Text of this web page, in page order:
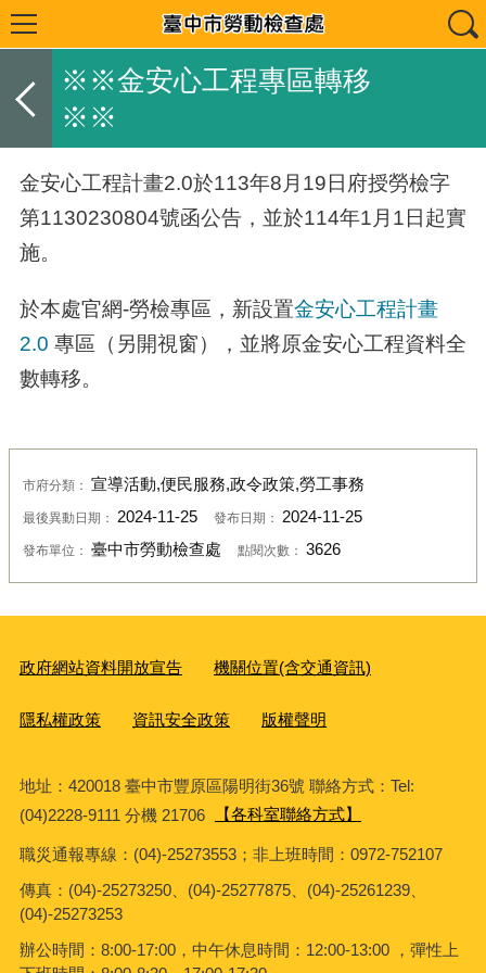
※※金安心工程專區轉移
※※
金安心工程計畫2.0於113年8月19日府授勞檢字
第1130230804號函公告，並於114年1月1日起實
施。
於本處官網-勞檢專區，新設置金安心工程計畫
2.0 專區（另開視窗），並將原金安心工程資料全
數轉移。
市府分類： 宣導活動,便民服務,政令政策,勞工事務
最後異動日期： 2024-11-25 發布日期： 2024-11-25
發布單位： 臺中市勞動檢查處 點閱次數： 3626
政府網站資料開放宣告 機關位置(含交通資訊)
隱私權政策 資訊安全政策 版權聲明
地址：420018 臺中市豐原區陽明街36號 聯絡方式：Tel:
(04)2228-9111 分機 21706
【各科室聯絡方式】
職災通報專線：(04)-25273553；非上班時間：0972-752107
傳真：(04)-25273250、(04)-25277875、(04)-25261239、
(04)-25273253
辦公時間：8:00-17:00，中午休息時間：12:00-13:00 ，彈性上